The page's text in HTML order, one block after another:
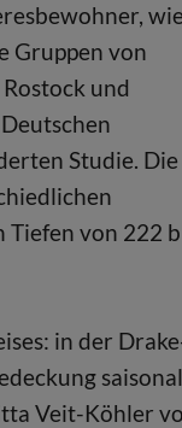
Gruppen von
und
Studie. Die
Tiefen von 222
in der
saisonal
Veit-Köhler